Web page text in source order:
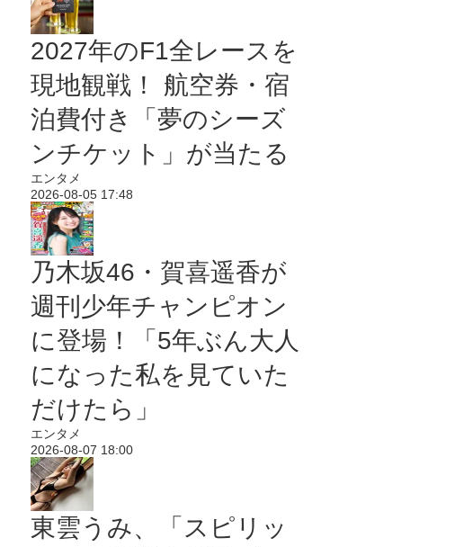
2027年のF1全レースを
現地観戦！ 航空券・宿
泊費付き「夢のシーズ
ンチケット」が当たる
エンタメ
2026-08-05 17:48
乃木坂46・賀喜遥香が
週刊少年チャンピオン
に登場！「5年ぶん大人
になった私を見ていた
だけたら」
エンタメ
2026-08-07 18:00
東雲うみ、「スピリッ